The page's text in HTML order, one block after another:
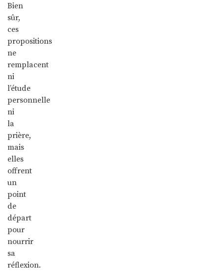
Bien
sûr,
ces
propositions
ne
remplacent
ni
l’étude
personnelle
ni
la
prière,
mais
elles
offrent
un
point
de
départ
pour
nourrir
sa
réflexion.